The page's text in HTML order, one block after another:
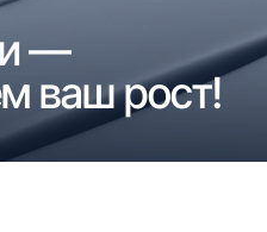
—
ваш рост!